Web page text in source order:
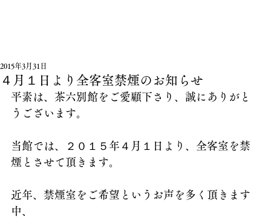
４月１日より全客室禁煙のお知らせ
2015年3月31日
平素は、茶六別館をご愛顧下さり、誠にありがと
うございます。
当館では、２０１５年４月１日より、全客室を禁
煙とさせて頂きます。
近年、禁煙室をご希望というお声を多く頂きます
中、